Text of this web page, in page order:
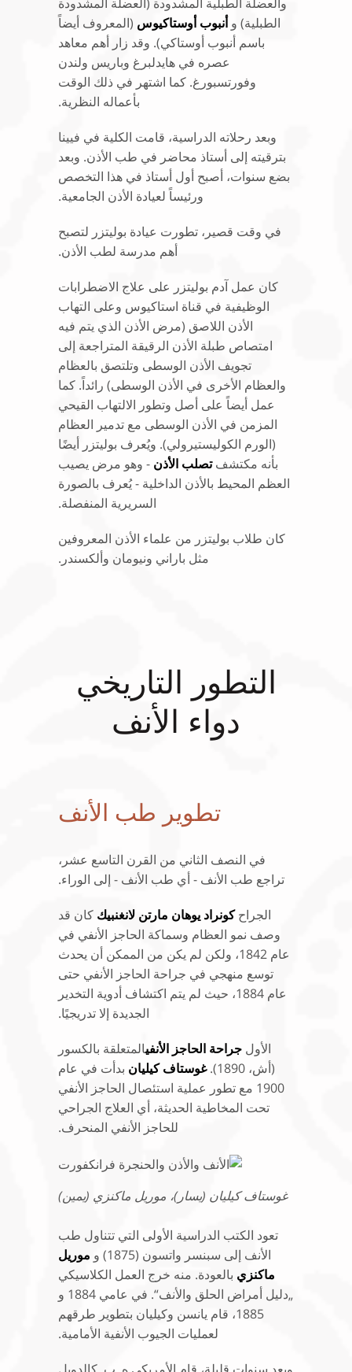
والعضلة الطبلية المشدودة (العضلة المشدودة
الطبلية) وأنبوب أوستاكيوس (المعروف أيضاً
باسم أنبوب أوستاكي). وقد زار أهم معاهد
عصره في هايدلبرغ وباريس ولندن
وفورتسبورغ. كما اشتهر في ذلك الوقت
بأعماله النظرية.
وبعد رحلاته الدراسية، قامت الكلية في فيينا
بترقيته إلى أستاذ محاضر في طب الأذن. وبعد
بضع سنوات، أصبح أول أستاذ في هذا التخصص
ورئيساً لعيادة الأذن الجامعية.
في وقت قصير، تطورت عيادة بوليتزر لتصبح
أهم مدرسة لطب الأذن.
كان عمل آدم بوليتزر على علاج الاضطرابات
الوظيفية في قناة استاكيوس وعلى التهاب
الأذن اللاصق (مرض الأذن الذي يتم فيه
امتصاص طبلة الأذن الرقيقة المتراجعة إلى
تجويف الأذن الوسطى وتلتصق بالعظام
والعظام الأخرى في الأذن الوسطى) رائداً. كما
عمل أيضاً على أصل وتطور الالتهاب القيحي
المزمن في الأذن الوسطى مع تدمير العظام
(الورم الكوليستيرولي). ويُعرف بوليتزر أيضًا
بأنه مكتشفتصلب الأذن - وهو مرض يصيب
العظم المحيط بالأذن الداخلية - يُعرف بالصورة
السريرية المنفصلة.
كان طلاب بوليتزر من علماء الأذن المعروفين
مثل باراني ونيومان وألكسندر.
التطور التاريخي
دواء الأنف
تطوير طب الأنف
في النصف الثاني من القرن التاسع عشر،
تراجع طب الأنف - أي طب الأنف - إلى الوراء.
الجراحكونراد يوهان مارتن لانغنبيك كان قد
وصف نمو العظام وسماكة الحاجز الأنفي في
عام 1842، ولكن لم يكن من الممكن أن يحدث
توسع منهجي في جراحة الحاجز الأنفي حتى
عام 1884، حيث لم يتم اكتشاف أدوية التخدير
الجديدة إلا تدريجيًا.
الأول جراحة الحاجز الأنفيالمتعلقة بالكسور
(أش، 1890).
غوستاف كيليان بدأت في عام
1900 مع تطور عملية استئصال الحاجز الأنفي
تحت المخاطية الحديثة، أي العلاج الجراحي
للحاجز الأنفي المنحرف.
غوستاف كيليان (يسار)، موريل ماكنزي (يمين)
تعود الكتب الدراسية الأولى التي تتناول طب
الأنف إلى سبنسر واتسون (1875) و
موريل
ماكنزي بالعودة. منه خرج العمل الكلاسيكي
„دليل أمراض الحلق والأنف“. في عامي 1884 و
1885، قام يانسن وكيليان بتطوير طرقهم
لعمليات الجيوب الأنفية الأمامية.